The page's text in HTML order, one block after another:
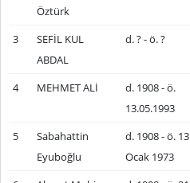
Öztürk
3
SEFİL KUL
ABDAL
d. ? - ö. ?
4 MEHMET ALİ
d. 1908 - ö.
13.05.1993
5
Sabahattin
Eyuboğlu
d. 1908 - ö. 13
Ocak 1973